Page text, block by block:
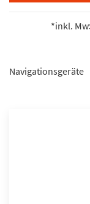
*inkl.
Navigationsgeräte